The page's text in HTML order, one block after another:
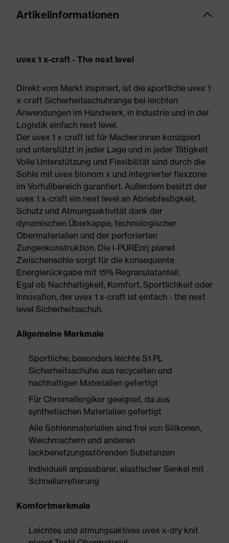
Artikelinformationen
uvex 1 x-craft - The next level
Direkt vom Markt inspiriert, ist die sportliche uvex 1
x-craft Sicherheitsschuhrange bei leichten
Anwendungen im Handwerk, in Industrie und in der
Logistik einfach next level.
Der uvex 1 x-craft ist für Macher:innen konzipiert
und unterstützt in jeder Lage und in jeder Tätigkeit.
Volle Unterstützung und Flexibilität sind durch die
Sohle mit uvex bionom x und integrierter flexzone
im Vorfußbereich garantiert. Außerdem besitzt der
uvex 1 x-craft ein next level an Abriebfestigkeit,
Schutz und Atmungsaktivität dank der
dynamischen Überkappe, technologischer
Obermaterialien und der perforierten
Zungenkonstruktion. Die i-PUREnrj planet
Zwischensohle sorgt für die konsequente
Energierückgabe mit 15% Regranulatanteil.
Egal ob Nachhaltigkeit, Komfort, Sportlichkeit oder
Innovation, der uvex 1 x-craft ist einfach - the next
level Sicherheitsschuh.
Allgemeine Merkmale
Sportliche, besonders leichte S1 PL
Sicherheitsschuhe aus recycelten und
nachhaltigen Materialien gefertigt
Für Chromallergiker geeignet, da aus
synthetischen Materialien gefertigt
Alle Sohlenmaterialien sind frei von Silikonen,
Weichmachern und anderen
lackbenetzungsstörenden Substanzen
Individuell anpassbarer, elastischer Senkel mit
Schnellarretierung
Komfortmerkmale
Leichtes und atmungsaktives uvex x-dry knit